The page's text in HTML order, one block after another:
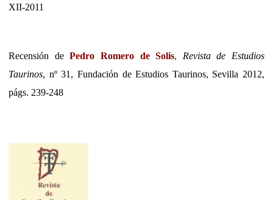
XII-2011
Recensión dePedro Romero de Solis,
Revista de Estudios
Taurinos, nº 31, Fundación de Estudios Taurinos, Sevilla 2012,
págs. 239-248